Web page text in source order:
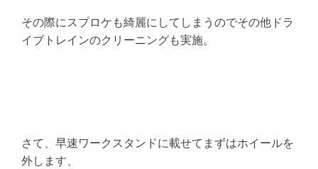
その際にスプロケも綺麗にしてしまうのでその他ドラ
イブトレインのクリーニングも実施。
さて、早速ワークスタンドに載せてまずはホイールを
外します、